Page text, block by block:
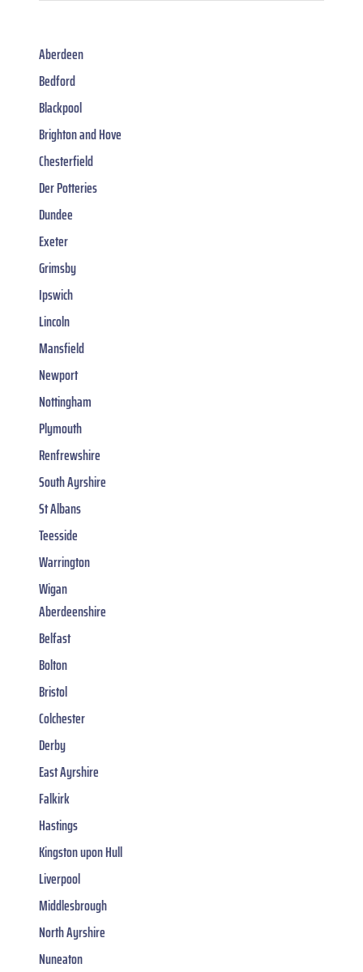
Aberdeen
Bedford
Blackpool
Brighton and Hove
Chesterfield
Der Potteries
Dundee
Exeter
Grimsby
Ipswich
Lincoln
Mansfield
Newport
Nottingham
Plymouth
Renfrewshire
South Ayrshire
St Albans
Teesside
Warrington
Wigan
Aberdeenshire
Belfast
Bolton
Bristol
Colchester
Derby
East Ayrshire
Falkirk
Hastings
Kingston upon Hull
Liverpool
Middlesbrough
North Ayrshire
Nuneaton